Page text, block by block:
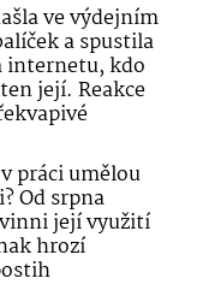
ve výdejním
a spustila
internetu, kdo
její. Reakce
práci umělou
Od srpna
její využití
hrozí